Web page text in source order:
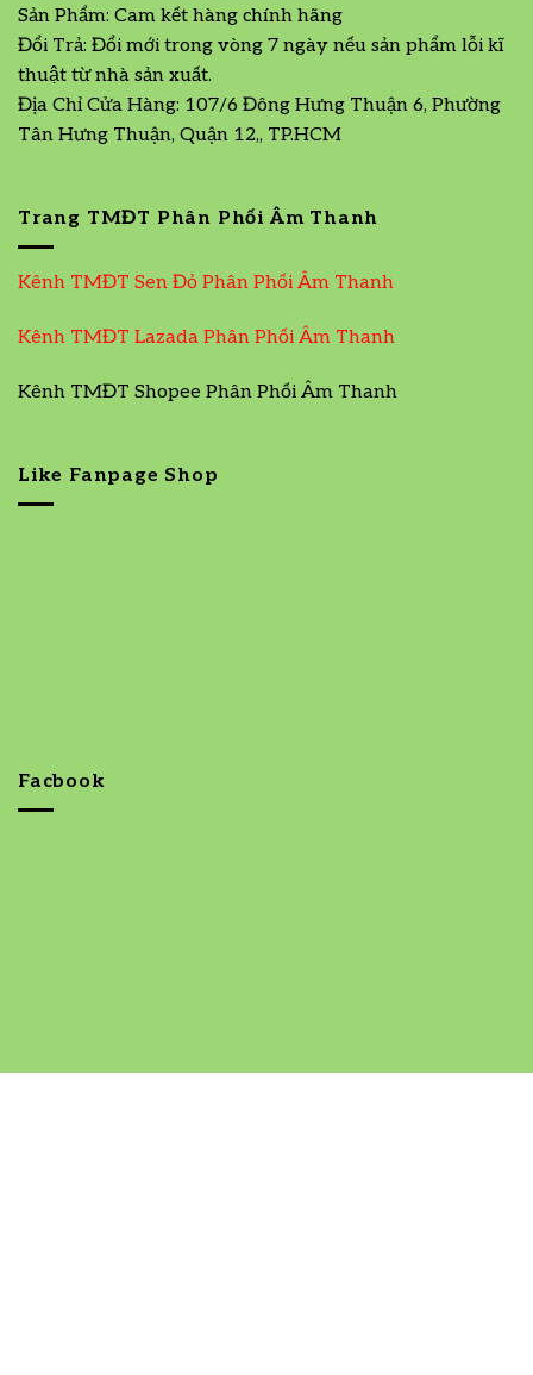
Sản Phẩm: Cam kết hàng chính hãng
Đổi Trả: Đổi mới trong vòng 7 ngày nếu sản phẩm lỗi kĩ
thuật từ nhà sản xuất.
Địa Chỉ Cửa Hàng: 107/6 Đông Hưng Thuận 6, Phường
Tân Hưng Thuận, Quận 12,, TP.HCM
Trang TMĐT Phân Phối Âm Thanh
Kênh TMĐT Sen Đỏ Phân Phối Âm Thanh
Kênh TMĐT Lazada Phân Phối Âm Thanh
Kênh TMĐT Shopee Phân Phối Âm Thanh
Like Fanpage Shop
Facbook